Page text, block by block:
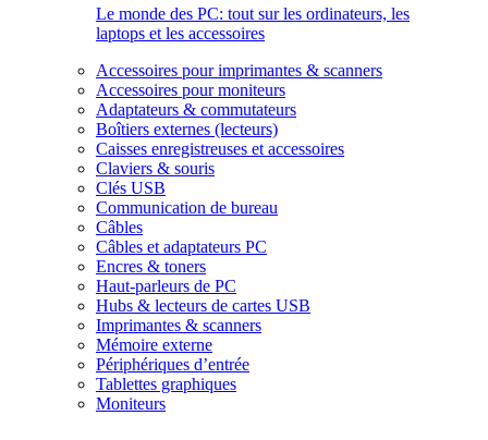
Le monde des PC: tout sur les ordinateurs, les
laptops et les accessoires
Accessoires pour imprimantes & scanners
Accessoires pour moniteurs
Adaptateurs & commutateurs
Boîtiers externes (lecteurs)
Caisses enregistreuses et accessoires
Claviers & souris
Clés USB
Communication de bureau
Câbles
Câbles et adaptateurs PC
Encres & toners
Haut-parleurs de PC
Hubs & lecteurs de cartes USB
Imprimantes & scanners
Mémoire externe
Périphériques d’entrée
Tablettes graphiques
Moniteurs